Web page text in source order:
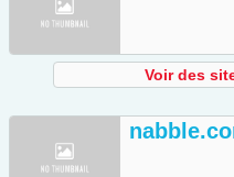
Voir des